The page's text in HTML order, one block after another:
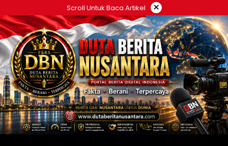
ke
konten
Scroll Untuk Baca Artikel ×